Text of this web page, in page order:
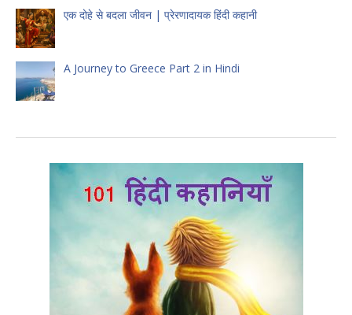
एक दोहे से बदला जीवन | प्रेरणादायक हिंदी कहानी
A Journey to Greece Part 2 in Hindi